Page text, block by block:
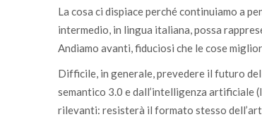
La cosa ci dispiace perché continuiamo a
intermedio, in lingua italiana, possa
Andiamo avanti, fiduciosi che le cose
Difficile, in generale, prevedere il futuro
semantico 3.0 e dall’intelligenza artificiale
rilevanti: resisterà il formato stesso